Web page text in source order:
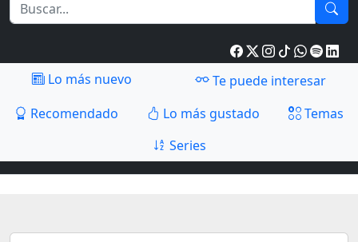
Lo más nuevo
Te puede interesar
Recomendado
Lo más gustado
Temas
Series